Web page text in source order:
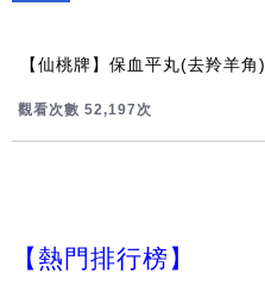
【仙桃牌】保血平丸(去羚羊角)
觀看次數 52,197次
【熱門排行榜】